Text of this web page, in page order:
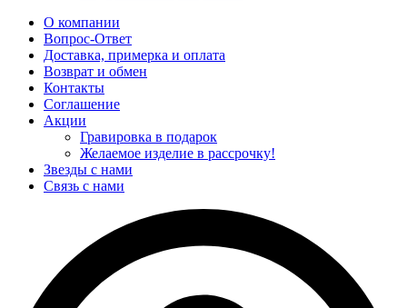
О компании
Вопрос-Ответ
Доставка, примерка и оплата
Возврат и обмен
Контакты
Соглашение
Акции
Гравировка в подарок
Желаемое изделие в рассрочку!
Звезды с нами
Связь с нами